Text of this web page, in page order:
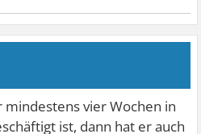
vier Wochen in
ist, dann hat er auch